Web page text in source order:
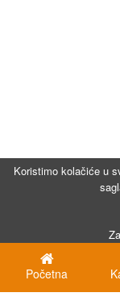
Koristimo kolačiće u
Početna